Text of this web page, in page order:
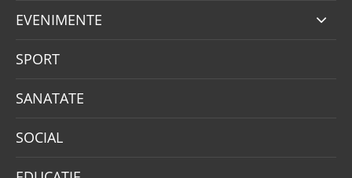
EVENIMENTE
SPORT
SANATATE
SOCIAL